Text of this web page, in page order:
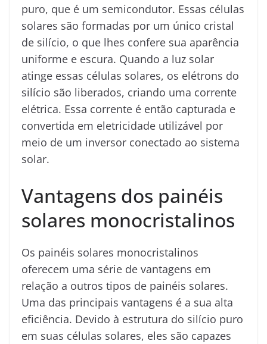
puro, que é um semicondutor. Essas células
solares são formadas por um único cristal
de silício, o que lhes confere sua aparência
uniforme e escura. Quando a luz solar
atinge essas células solares, os elétrons do
silício são liberados, criando uma corrente
elétrica. Essa corrente é então capturada e
convertida em eletricidade utilizável por
meio de um inversor conectado ao sistema
solar.
Vantagens dos painéis
solares monocristalinos
Os painéis solares monocristalinos
oferecem uma série de vantagens em
relação a outros tipos de painéis solares.
Uma das principais vantagens é a sua alta
eficiência. Devido à estrutura do silício puro
em suas células solares, eles são capazes